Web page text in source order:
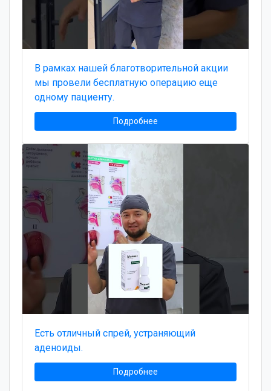
В рамках нашей благотворительной акции
мы провели бесплатную операцию еще
одному пациенту.
Подробнее
Есть отличный спрей, устраняющий
аденоиды.
Подробнее